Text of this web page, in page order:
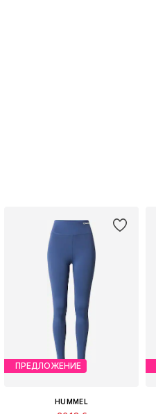
ПРЕДЛОЖЕНИЕ
HUMMEL